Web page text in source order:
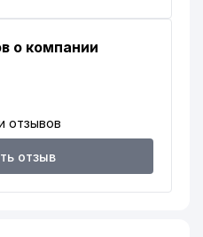
о компании
отзывов
отзыв